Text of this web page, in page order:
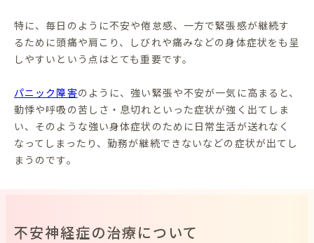
特に、毎日のように不安や倦怠感、一方で緊張感が継続す
るために頭痛や肩こり、しびれや痛みなどの身体症状をも呈
しやすいという点はとても重要です。
パニック障害のように、強い緊張や不安が一気に高まると、
動悸や呼吸の苦しさ・息切れといった症状が強く出てしま
い、そのような強い身体症状のために日常生活が送れなく
なってしまったり、勤務が継続できないなどの症状が出てし
まうのです。
不安神経症の治療について